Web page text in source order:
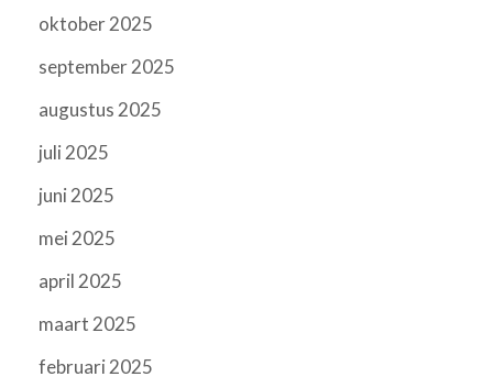
oktober 2025
september 2025
augustus 2025
juli 2025
juni 2025
mei 2025
april 2025
maart 2025
februari 2025